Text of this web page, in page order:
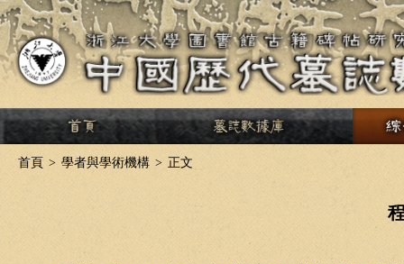
首頁 > 學者與學術機構 > 正文